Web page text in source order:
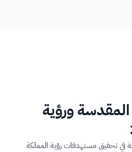
ورؤية
في تحقيق مستهدفات رؤية المملكة